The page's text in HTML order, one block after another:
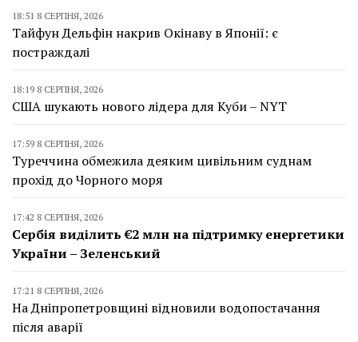
18:51 8 СЕРПНЯ, 2026
Тайфун Дельфін накрив Окінаву в Японії: є
постраждалі
18:19 8 СЕРПНЯ, 2026
США шукають нового лідера для Куби – NYT
17:59 8 СЕРПНЯ, 2026
Туреччина обмежила деяким цивільним суднам
прохід до Чорного моря
17:42 8 СЕРПНЯ, 2026
Сербія виділить €2 млн на підтримку енергетики
України – Зеленський
17:21 8 СЕРПНЯ, 2026
На Дніпропетровщині відновили водопостачання
після аварії